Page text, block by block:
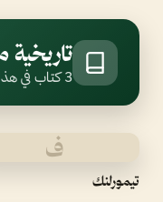
تاريخية
3 كتاب في هذا التصنيف
ف
تيمورلنك